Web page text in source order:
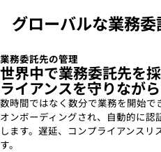
グローバルな業務
業務委託先の管理
世界中で業務委託先を
ライアンスを守りながら
数時間ではなく数分で業務を開始で
オンボーディングされ、自動的に
します。遅延、コンプライアンス
す。